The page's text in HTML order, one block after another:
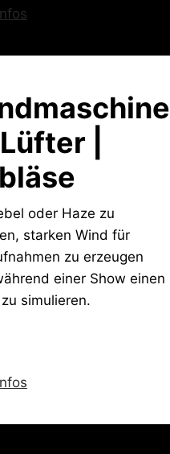
|
oder Haze zu
starken Wind für
zu erzeugen
einer Show einen
simulieren.